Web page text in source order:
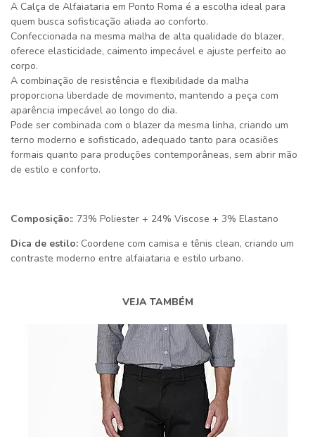
A Calça de Alfaiataria em Ponto Roma é a escolha ideal para
quem busca sofisticação aliada ao conforto.
Confeccionada na mesma malha de alta qualidade do blazer,
oferece elasticidade, caimento impecável e ajuste perfeito ao
corpo.
A combinação de resistência e flexibilidade da malha
proporciona liberdade de movimento, mantendo a peça com
aparência impecável ao longo do dia.
Pode ser combinada com o blazer da mesma linha, criando um
terno moderno e sofisticado, adequado tanto para ocasiões
formais quanto para produções contemporâneas, sem abrir mão
de estilo e conforto.
Composição:: 73% Poliester + 24% Viscose + 3% Elastano
Dica de estilo: Coordene com camisa e tênis clean, criando um
contraste moderno entre alfaiataria e estilo urbano.
VEJA TAMBÉM